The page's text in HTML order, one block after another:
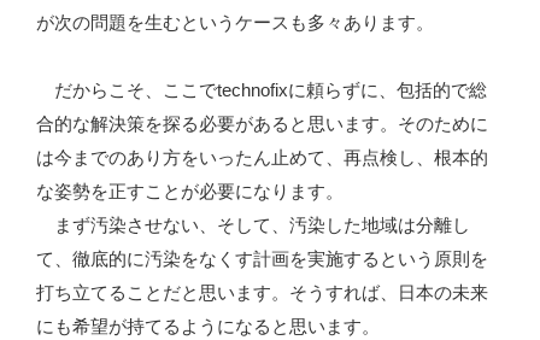
が次の問題を生むというケースも多々あります。
だからこそ、ここでtechnofixに頼らずに、包括的で総
合的な解決策を探る必要があると思います。そのために
は今までのあり方をいったん止めて、再点検し、根本的
な姿勢を正すことが必要になります。
まず汚染させない、そして、汚染した地域は分離し
て、徹底的に汚染をなくす計画を実施するという原則を
打ち立てることだと思います。そうすれば、日本の未来
にも希望が持てるようになると思います。